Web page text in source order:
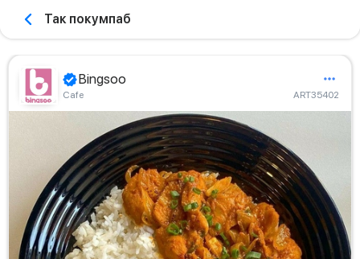
Так покумпаб
Bingsoo
Сafe ART35402